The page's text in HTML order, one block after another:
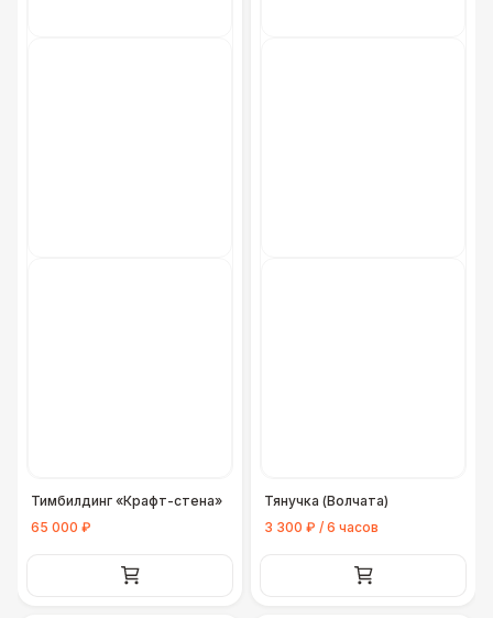
Тимбилдинг «Крафт-стена»
65 000 ₽
Тянучка (Волчата)
3 300 ₽ / 6 часов